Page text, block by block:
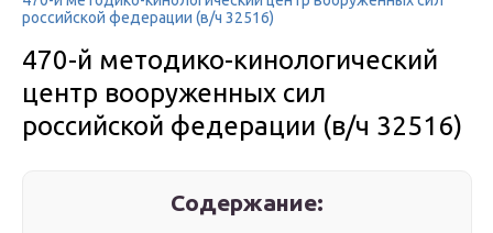
российской федерации (в/ч 32516)
470-й методико-кинологический
центр вооруженных сил
российской федерации (в/ч 32516)
Содержание: